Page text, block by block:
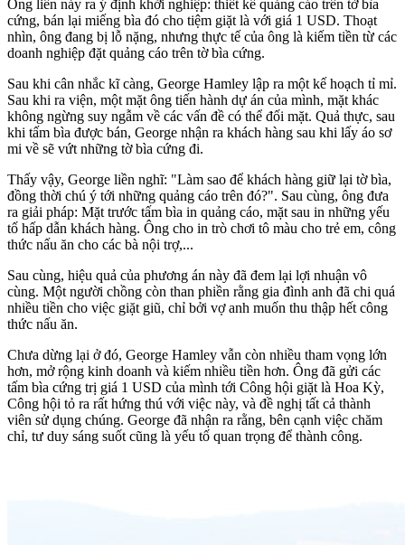
Ông liền nảy ra ý định khởi nghiệp: thiết kế quảng cáo trên tờ bìa
cứng, bán lại miếng bìa đó cho tiệm giặt là với giá 1 USD. Thoạt
nhìn, ông đang bị lỗ nặng, nhưng thực tế của ông là kiếm tiền từ các
doanh nghiệp đặt quảng cáo trên tờ bìa cứng.
Sau khi cân nhắc kĩ càng, George Hamley lập ra một kế hoạch tỉ mỉ.
Sau khi ra viện, một mặt ông tiến hành dự án của mình, mặt khác
không ngừng suy ngẫm về các vấn đề có thể đối mặt. Quả thực, sau
khi tấm bìa được bán, George nhận ra khách hàng sau khi lấy áo sơ
mi về sẽ vứt những tờ bìa cứng đi.
Thấy vậy, George liền nghĩ: "Làm sao để khách hàng giữ lại tờ bìa,
đồng thời chú ý tới những quảng cáo trên đó?". Sau cùng, ông đưa
ra giải pháp: Mặt trước tấm bìa in quảng cáo, mặt sau in những yếu
tố hấp dẫn khách hàng. Ông cho in trò chơi tô màu cho trẻ em, công
thức nấu ăn cho các bà nội trợ,...
Sau cùng, hiệu quả của phương án này đã đem lại lợi nhuận vô
cùng. Một người chồng còn than phiền rằng gia đình anh đã chi quá
nhiều tiền cho việc giặt giũ, chỉ bởi vợ anh muốn thu thập hết công
thức nấu ăn.
Chưa dừng lại ở đó, George Hamley vẫn còn nhiều tham vọng lớn
hơn, mở rộng kinh doanh và kiếm nhiều tiền hơn. Ông đã gửi các
tấm bìa cứng trị giá 1 USD của mình tới Công hội giặt là Hoa Kỳ,
Công hội tỏ ra rất hứng thú với việc này, và đề nghị tất cả thành
viên sử dụng chúng. George đã nhận ra rằng, bên cạnh việc chăm
chỉ, tư duy sáng suốt cũng là yếu tố quan trọng để thành công.